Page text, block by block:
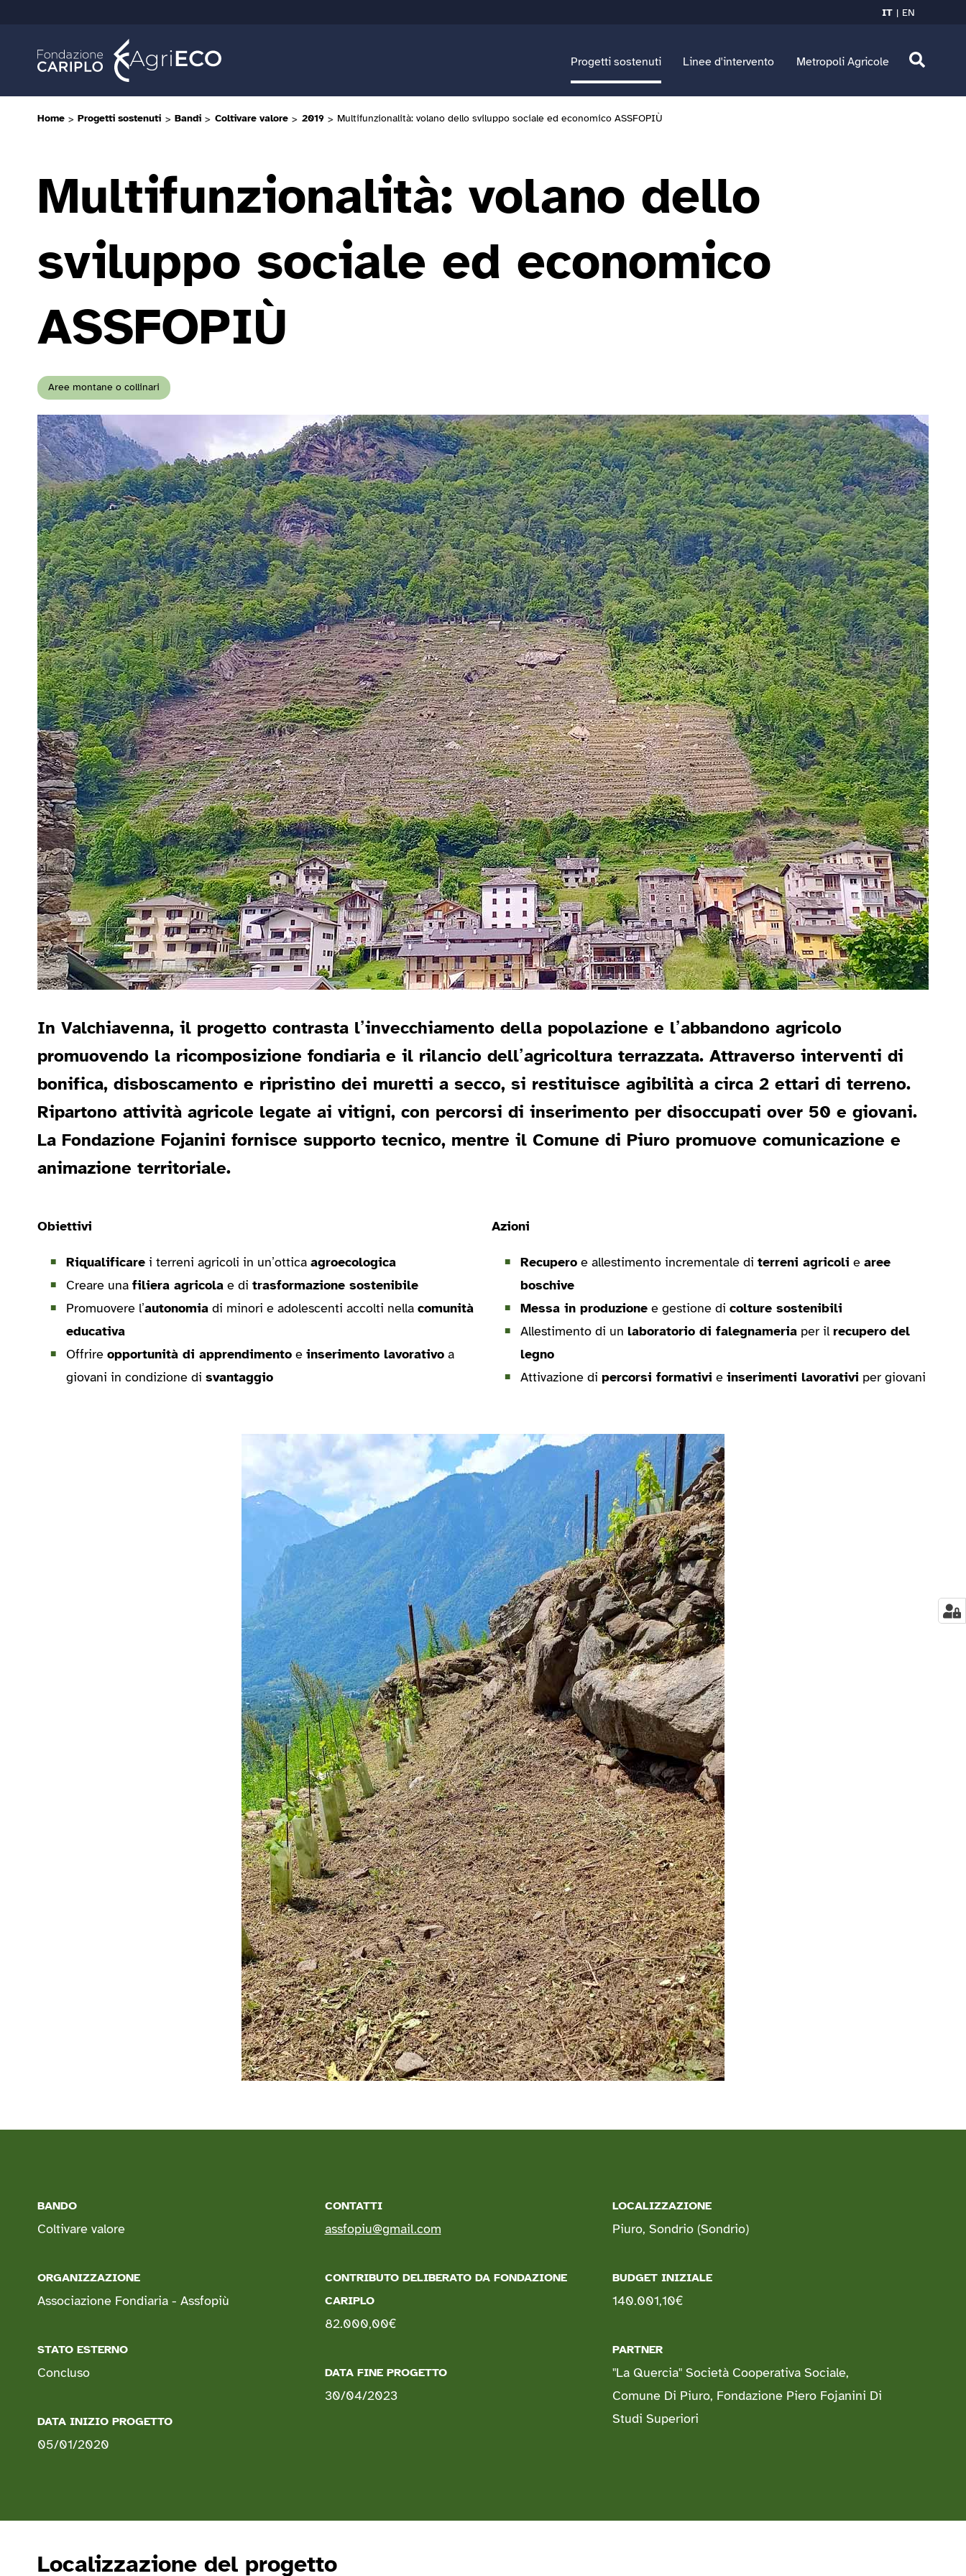
IT EN
Progetti sostenuti Linee d'intervento Metropoli Agricole
Home > Progetti sostenuti > Bandi > Coltivare valore > 2019 > Multifunzionalità: volano dello sviluppo sociale ed economico ASSFOPIÙ
Multifunzionalità: volano dello
sviluppo sociale ed economico
ASSFOPIÙ
Aree montane o collinari
In Valchiavenna, il progetto contrasta l’invecchiamento della popolazione e l’abbandono agricolo
promuovendo la ricomposizione fondiaria e il rilancio dell’agricoltura terrazzata. Attraverso interventi di
bonifica, disboscamento e ripristino dei muretti a secco, si restituisce agibilità a circa 2 ettari di terreno.
Ripartono attività agricole legate ai vitigni, con percorsi di inserimento per disoccupati over 50 e giovani.
La Fondazione Fojanini fornisce supporto tecnico, mentre il Comune di Piuro promuove comunicazione e
animazione territoriale.
Obiettivi
Riqualificarei terreni agricoli in un’ottica agroecologica
Creare una filiera agricolae di trasformazione sostenibile
Promuovere l’autonomiadi minori e adolescenti accolti nella comunità
educativa
Offrire opportunità di apprendimentoe inserimento lavorativoa
giovani in condizione di svantaggio
Azioni
Recupero e allestimento incrementale diterreni agricoli earee
boschive
Messa in produzione e gestione dicolture sostenibili
Allestimento di unlaboratorio di falegnameria per ilrecupero del
legno
Attivazione dipercorsi formativi einserimenti lavorativi per giovani
BANDO
Coltivare valore
ORGANIZZAZIONE
Associazione Fondiaria - Assfopiù
STATO ESTERNO
Concluso
DATA INIZIO PROGETTO
05/01/2020
CONTATTI
assfopiu@gmail.com
CONTRIBUTO DELIBERATO DA FONDAZIONE
CARIPLO
82.000,00€
DATA FINE PROGETTO
30/04/2023
LOCALIZZAZIONE
Piuro, Sondrio(Sondrio)
BUDGET INIZIALE
140.001,10€
PARTNER
"La Quercia" Società Cooperativa Sociale,
Comune Di Piuro, Fondazione Piero Fojanini Di
Studi Superiori
Localizzazione del progetto